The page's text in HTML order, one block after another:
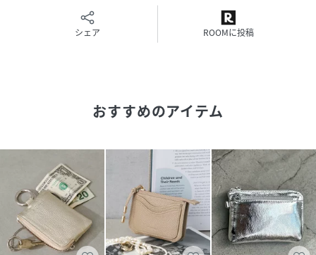
シェア ROOMに投稿
おすすめのアイテム